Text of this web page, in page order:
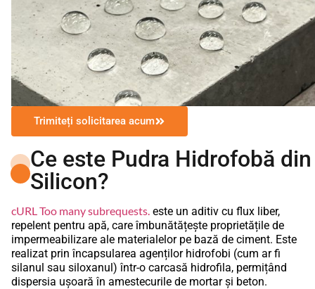
Trimiteți solicitarea acum
Ce este Pudra Hidrofobă din
Silicon?
cURL Too many subrequests. este un aditiv cu flux liber,
repelent pentru apă, care îmbunătățește proprietățile de
impermeabilizare ale materialelor pe bază de ciment. Este
realizat prin încapsularea agenților hidrofobi (cum ar fi
silanul sau siloxanul) într-o carcasă hidrofila, permițând
dispersia ușoară în amestecurile de mortar și beton.